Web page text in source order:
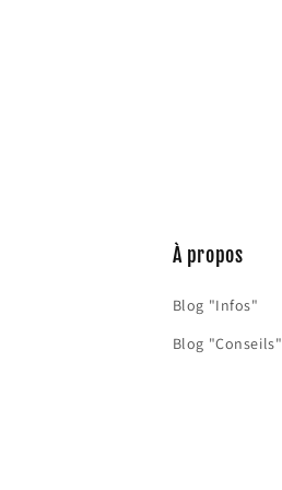
À propos
Blog "Infos"
Blog "Conseils"